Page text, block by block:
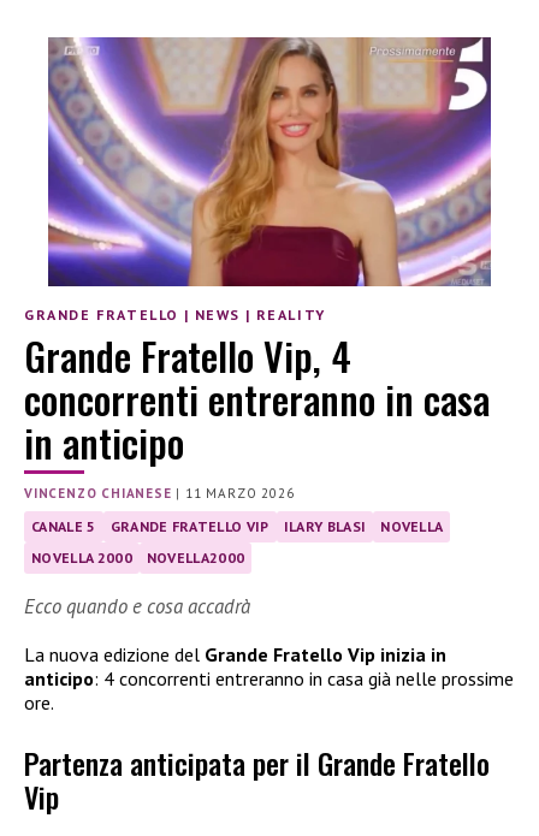
GRANDE FRATELLO | NEWS | REALITY
Grande Fratello Vip, 4
concorrenti entreranno in casa
in anticipo
VINCENZO CHIANESE | 11 MARZO 2026
CANALE 5 GRANDE FRATELLO VIP ILARY BLASI
NOVELLA
NOVELLA 2000
NOVELLA2000
Ecco quando e cosa accadrà
La nuova edizione del Grande Fratello Vip inizia in
anticipo: 4 concorrenti entreranno in casa già nelle prossime
ore.
Partenza anticipata per il Grande Fratello
Vip